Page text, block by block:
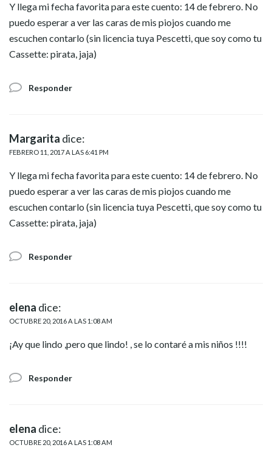
Y llega mi fecha favorita para este cuento: 14 de febrero. No
puedo esperar a ver las caras de mis piojos cuando me
escuchen contarlo (sin licencia tuya Pescetti, que soy como tu
Cassette: pirata, jaja)
Responder
Margarita dice:
FEBRERO 11, 2017 A LAS 6:41 PM
Y llega mi fecha favorita para este cuento: 14 de febrero. No
puedo esperar a ver las caras de mis piojos cuando me
escuchen contarlo (sin licencia tuya Pescetti, que soy como tu
Cassette: pirata, jaja)
Responder
elena dice:
OCTUBRE 20, 2016 A LAS 1:08 AM
¡Ay que lindo ,pero que lindo! , se lo contaré a mis niños !!!!
Responder
elena dice:
OCTUBRE 20, 2016 A LAS 1:08 AM